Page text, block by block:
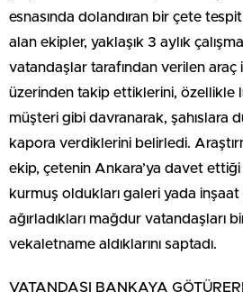
esnasında dolandıran bir çete
alan ekipler, yaklaşık 3 aylık
vatandaşlar tarafından verilen araç
üzerinden takip ettiklerini, özellikle
müşteri gibi davranarak, şahıslara
kapora verdiklerini belirledi.
ekip, çetenin Ankara’ya davet
kurmuş oldukları galeri yada
ağırladıkları mağdur vatandaşları
vekaletname aldıklarını saptadı.
VATANDAŞI BANKAYA